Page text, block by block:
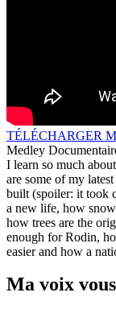
TÉLÉCHARGER
Medley
I learn so much
are some of my
built (spoiler: it took
a new life, how
how trees are the
enough for Rodin,
easier and how a
Ma voix